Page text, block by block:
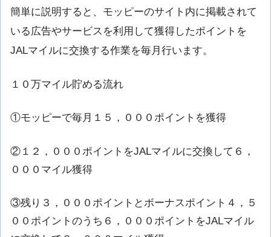
簡単に説明すると、モッピーのサイト内に掲載されて
いる広告やサービスを利用して獲得したポイントを
JALマイルに交換する作業を毎月行います。
１０万マイル貯める流れ
①モッピーで毎月１５，０００ポイントを獲得
②１２，０００ポイントをJALマイルに交換して６，
０００マイル獲得
③残り３，０００ポイントとボーナスポイント４，５
００ポイントのうち６，０００ポイントをJALマイル